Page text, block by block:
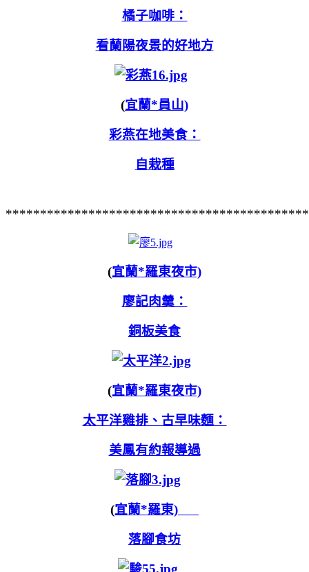
橘子咖啡：
看蘭陽夜景的好地方
(宜蘭*員山)
彩燕在地美食：
自栽種
(宜蘭*羅東夜市)
廖記肉羹：
銅板美食
(宜蘭*羅東夜市)
太平洋雞排、古早味麵：
美鳳有約報導過
(宜蘭*羅東)
落腳食坊